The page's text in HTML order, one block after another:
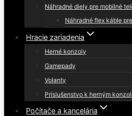
Náhradné diely pre mobilné
Náhradné flex káble
Hracie zariadenia
Herné konzoly
Gamepady
Volanty
Príslušenstvo k herným
Počítače a kancelária